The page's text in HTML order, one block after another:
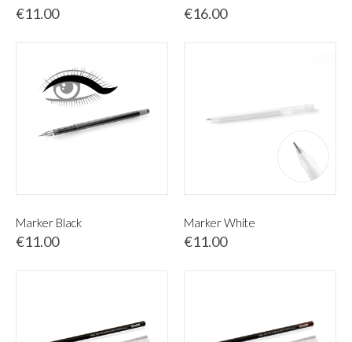
€11.00 €16.00
Marker Black
€11.00
Marker White
€11.00